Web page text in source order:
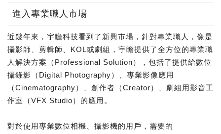
進入專業職人市場
近幾年來，宇瞻科技看到了新興市場，針對專業職人，像是
攝影師、剪輯師、KOL或劇組，宇瞻提供了全方位的專業職
人解決方案（Professional Solution），包括了提供給數位
攝錄影（Digital Photography）、專業影像應用
（Cinematography）、創作者（Creator）、劇組用影音工
作室（VFX Studio）的應用。
對於使用專業數位相機、攝影機的用戶，需要的